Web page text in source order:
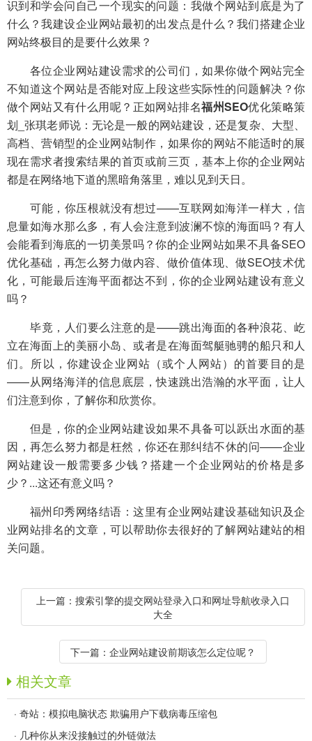
识到和学会问自己一个现实的问题：我做个网站到底是为了
什么？我建设企业网站最初的出发点是什么？我们搭建企业
网站终极目的是要什么效果？
各位企业网站建设需求的公司们，如果你做个网站完全
不知道这个网站是否能对应上段这些实际性的问题解决？你
做个网站又有什么用呢？正如网站排名福州SEO优化策略策
划_张琪老师说：无论是一般的网站建设，还是复杂、大型、
高档、营销型的企业网站制作，如果你的网站不能适时的展
现在需求者搜索结果的首页或前三页，基本上你的企业网站
都是在网络地下道的黑暗角落里，难以见到天日。
可能，你压根就没有想过——互联网如海洋一样大，信
息量如海水那么多，有人会注意到波澜不惊的海面吗？有人
会能看到海底的一切美景吗？你的企业网站如果不具备SEO
优化基础，再怎么努力做内容、做价值体现、做SEO技术优
化，可能最后连海平面都达不到，你的企业网站建设有意义
吗？
毕竟，人们要么注意的是——跳出海面的各种浪花、屹
立在海面上的美丽小岛、或者是在海面驾艇驰骋的船只和人
们。所以，你建设企业网站（或个人网站）的首要目的是
——从网络海洋的信息底层，快速跳出浩瀚的水平面，让人
们注意到你，了解你和欣赏你。
但是，你的企业网站建设如果不具备可以跃出水面的基
因，再怎么努力都是枉然，你还在那纠结不休的问——企业
网站建设一般需要多少钱？搭建一个企业网站的价格是多
少？...这还有意义吗？
福州印秀网络结语：这里有企业网站建设基础知识及企
业网站排名的文章，可以帮助你去很好的了解网站建站的相
关问题。
上一篇： 搜索引擎的提交网站登录入口和网址导航收录入口
大全
下一篇： 企业网站建设前期该怎么定位呢？
相关文章
· 奇站：模拟电脑状态 欺骗用户下载病毒压缩包
· 几种你从来没接触过的外链做法